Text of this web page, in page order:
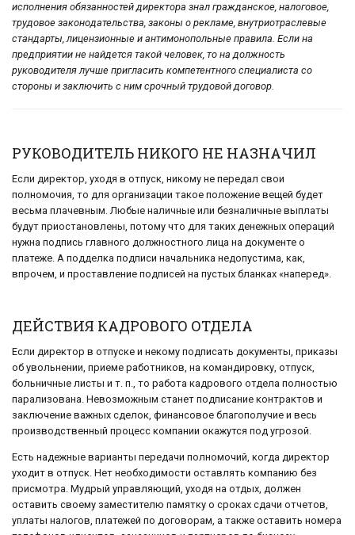
исполнения обязанностей директора знал гражданское, налоговое,
трудовое законодательства, законы о рекламе, внутриотраслевые
стандарты, лицензионные и антимонопольные правила. Если на
предприятии не найдется такой человек, то на должность
руководителя лучше пригласить компетентного специалиста со
стороны и заключить с ним срочный трудовой договор.
РУКОВОДИТЕЛЬ НИКОГО НЕ НАЗНАЧИЛ
Если директор, уходя в отпуск, никому не передал свои
полномочия, то для организации такое положение вещей будет
весьма плачевным. Любые наличные или безналичные выплаты
будут приостановлены, потому что для таких денежных операций
нужна подпись главного должностного лица на документе о
платеже. А подделка подписи начальника недопустима, как,
впрочем, и проставление подписей на пустых бланках «наперед».
ДЕЙСТВИЯ КАДРОВОГО ОТДЕЛА
Если директор в отпуске и некому подписать документы, приказы
об увольнении, приеме работников, на командировку, отпуск,
больничные листы и т. п., то работа кадрового отдела полностью
парализована. Невозможным станет подписание контрактов и
заключение важных сделок, финансовое благополучие и весь
производственный процесс компании окажутся под угрозой.
Есть надежные варианты передачи полномочий, когда директор
уходит в отпуск. Нет необходимости оставлять компанию без
присмотра. Мудрый управляющий, уходя на отдых, должен
оставить своему заместителю памятку о сроках сдачи отчетов,
уплаты налогов, платежей по договорам, а также оставить номера